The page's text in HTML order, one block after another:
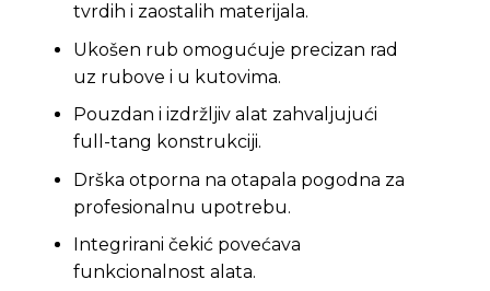
tvrdih i zaostalih materijala.
Ukošen rub omogućuje precizan rad
uz rubove i u kutovima.
Pouzdan i izdržljiv alat zahvaljujući
full-tang konstrukciji.
Drška otporna na otapala pogodna za
profesionalnu upotrebu.
Integrirani čekić povećava
funkcionalnost alata.